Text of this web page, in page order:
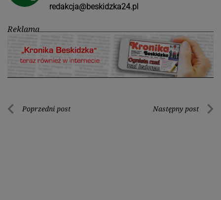
redakcja@beskidzka24.pl
Reklama
Nawigacja
Poprzedni post Następny post